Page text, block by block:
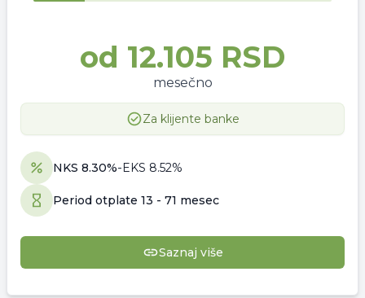
od 12.105 RSD
mesečno
Za klijente banke
NKS 8.30%-EKS 8.52%
Period otplate 13 - 71 mesec
Saznaj više